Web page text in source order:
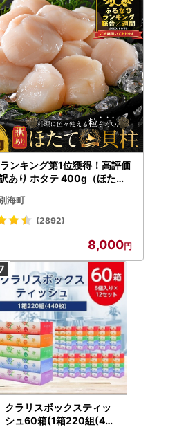
ンキング第1位獲得！高評価
あり ホタテ 400g（ほたて
海町
(2892)
8,000
クラリスボックスティッ
シュ60箱(1箱220組(44